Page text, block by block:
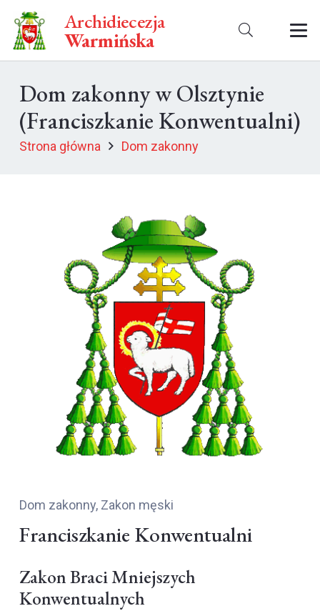
Archidiecezja
Warmińska
Dom zakonny w Olsztynie
(Franciszkanie Konwentualni)
Strona główna Dom zakonny
Dom zakonny, Zakon męski
Franciszkanie Konwentualni
Zakon Braci Mniejszych
Konwentualnych